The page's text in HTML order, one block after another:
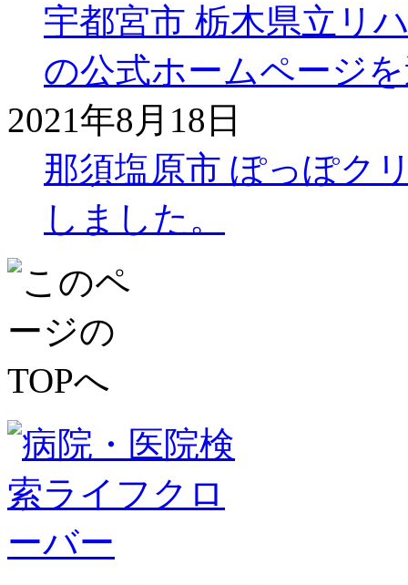
宇都宮市 栃木県立リ
の公式ホームページ
2021年8月18日
那須塩原市 ぽっぽク
しました。